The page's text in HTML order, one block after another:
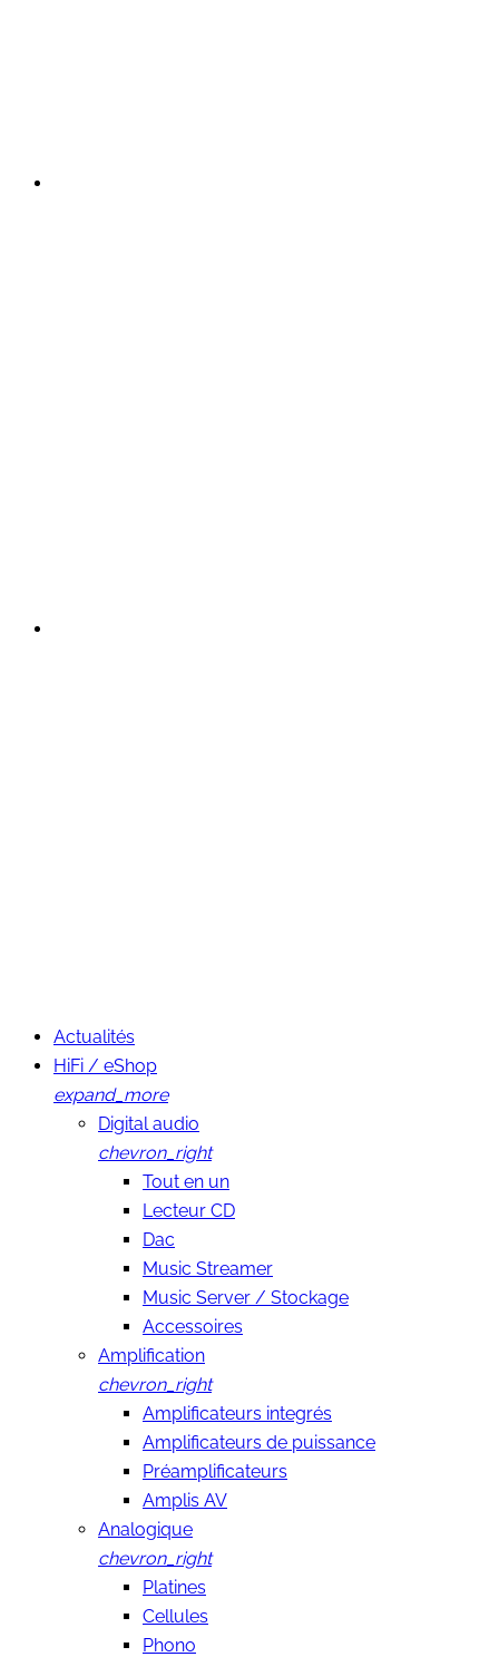
Actualités
HiFi / eShop
expand_more
Digital audio
chevron_right
Tout en un
Lecteur CD
Dac
Music Streamer
Music Server / Stockage
Accessoires
Amplification
chevron_right
Amplificateurs integrés
Amplificateurs de puissance
Préamplificateurs
Amplis AV
Analogique
chevron_right
Platines
Cellules
Phono